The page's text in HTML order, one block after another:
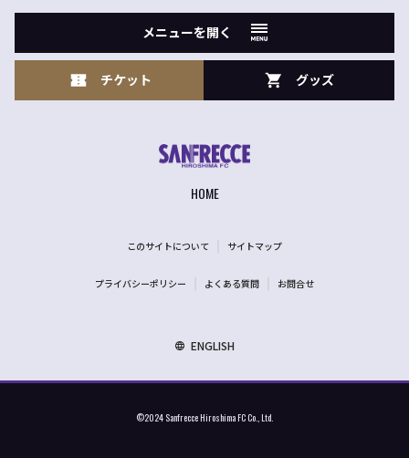
メニューを開く
チケット グッズ
HOME
このサイトについて サイトマップ
プライバシーポリシー よくある質問 お問合せ
ENGLISH
©2024 Sanfrecce Hiroshima FC Co., Ltd.